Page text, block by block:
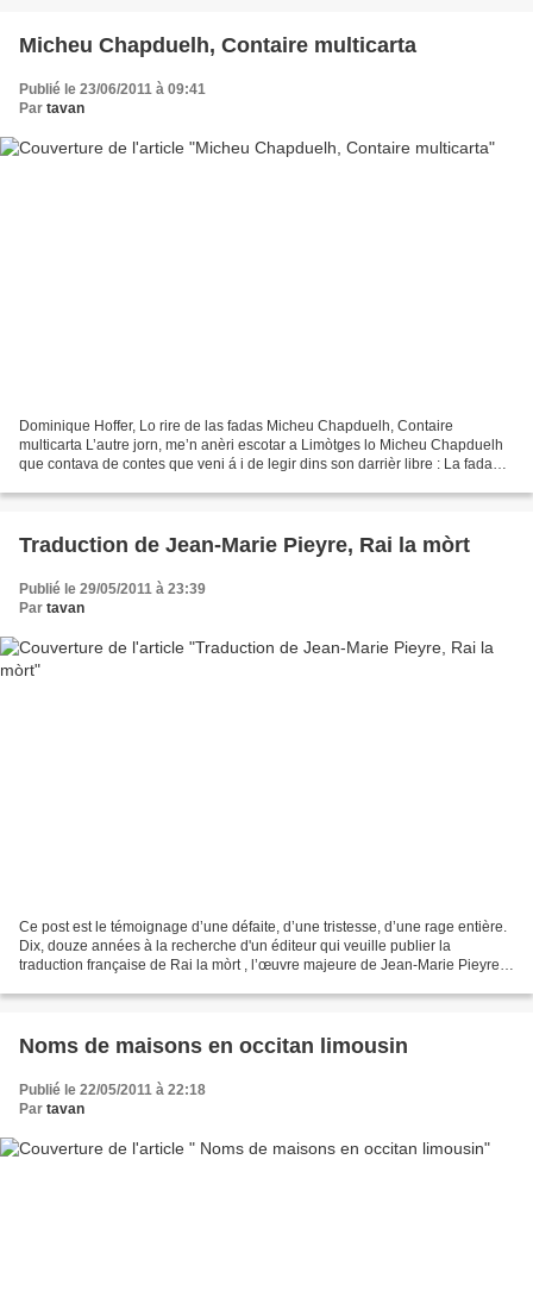
Micheu Chapduelh, Contaire multicarta
Publié le 23/06/2011 à 09:41
Par tavan
Dominique Hoffer, Lo rire de las fadas Micheu Chapduelh, Contaire
multicarta L’autre jorn, me’n anèri escotar a Limòtges lo Micheu Chapduelh
que contava de contes que veni á i de legir dins son darrièr libre : La fada
Traduction de Jean-Marie Pieyre, Rai la mòrt
Publié le 29/05/2011 à 23:39
Par tavan
Ce post est le témoignage d’une défaite, d’une tristesse, d’une rage entière.
Dix, douze années à la recherche d'un éditeur qui veuille publier la
traduction française de Rai la mòrt , l’œuvre majeure de Jean-Marie Pieyre.
Noms de maisons en occitan limousin
Publié le 22/05/2011 à 22:18
Par tavan